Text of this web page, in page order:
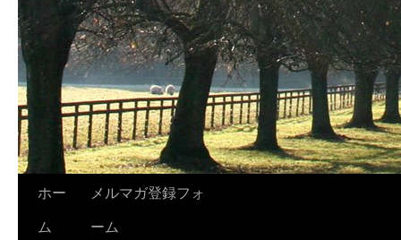
ッ
プ
ホー
ム
メルマガ登録フォ
ーム